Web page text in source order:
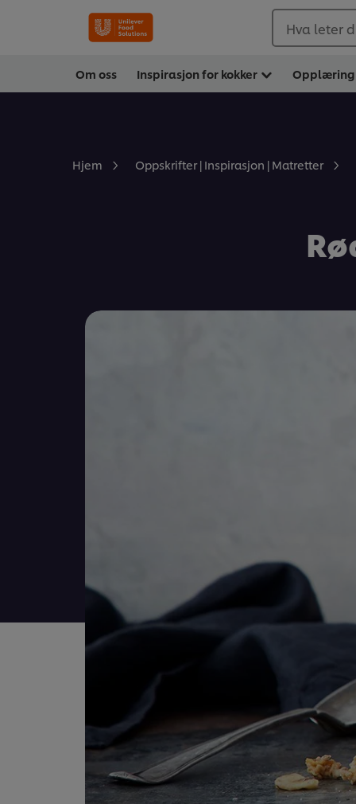
Hva leter
Om oss Inspirasjon for kokker Opplæring
Hjem Oppskrifter | Inspirasjon | Matretter